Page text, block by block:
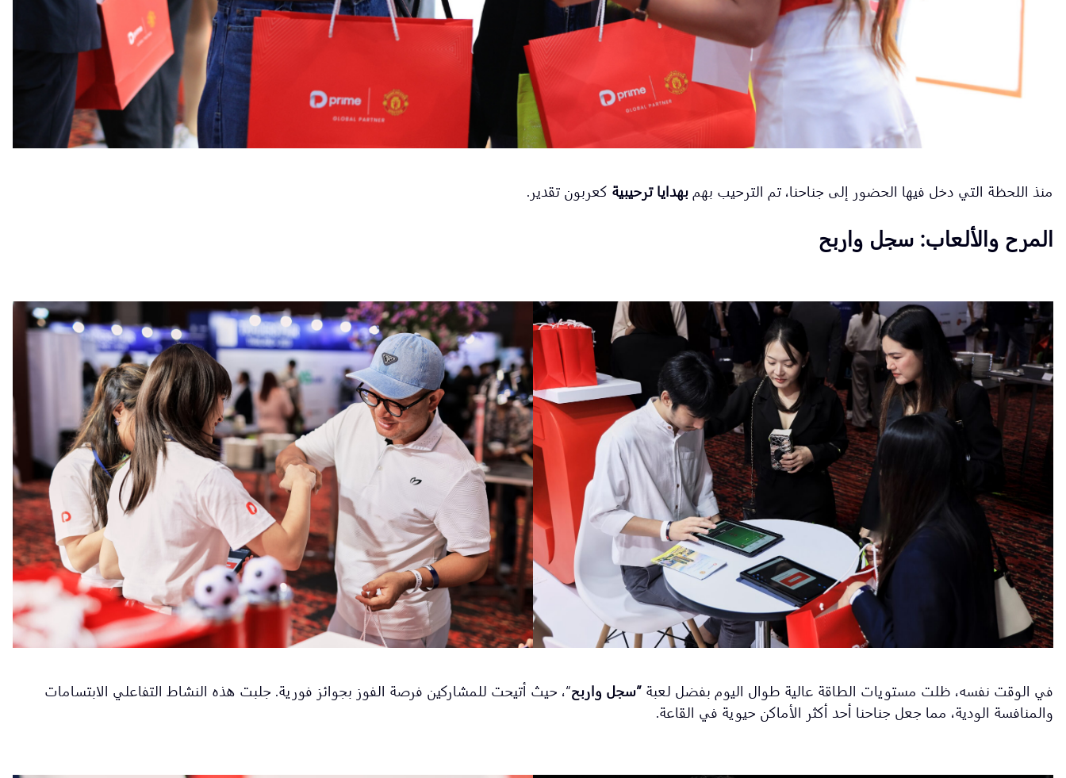
منذ اللحظة التي دخل فيها الحضور إلى جناحنا، تم الترحيب بهم بهدايا ترحيبية كعربون تقدير.
المرح والألعاب: سجل واربح
في الوقت نفسه، ظلت مستويات الطاقة عالية طوال اليوم بفضل لعبة ”سجل واربح“، حيث أتيحت للمشاركين فرصة الفوز بجوائز فورية. جلبت هذه النشاط التفاعلي الابتسامات
والمنافسة الودية، مما جعل جناحنا أحد أكثر الأماكن حيوية في القاعة.